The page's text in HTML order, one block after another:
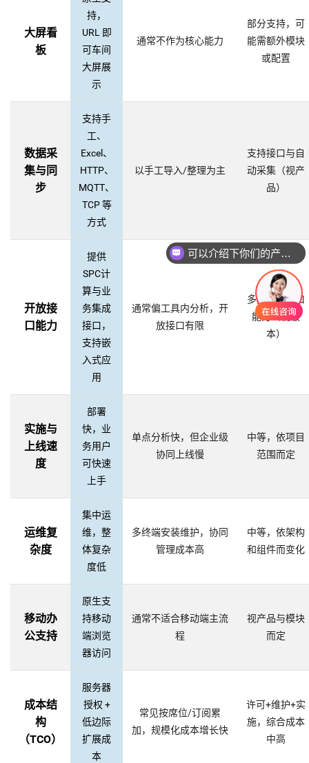
大屏看
板
持，
URL 即
可车间
大屏展
示
通常不作为核心能力
部分支持，可
能需额外模块
或配置
数据采
集与同
步
支持手
工、
Excel、
HTTP、
MQTT、
TCP 等
方式
以手工导入/整理为主
支持接口与自
动采集（视产
品）
开放接
口能力
提供
SPC计
算与业
务集成
接口，
支持嵌
入式应
用
通常偏工具内分析，开
放接口有限
多数具备接口
能力（视版
本）
实施与
上线速
度
部署
快，业
务用户
可快速
上手
单点分析快，但企业级
协同上线慢
中等，依项目
范围而定
运维复
杂度
集中运
维，整
体复杂
度低
多终端安装维护，协同
管理成本高
中等，依架构
和组件而变化
移动办
公支持
原生支
持移动
端浏览
器访问
通常不适合移动端主流
程
视产品与模块
而定
成本结
构
（TCO）
服务器
授权 +
低边际
扩展成
本
常见按席位/订阅累
加，规模化成本增长快
许可+维护+实
施，综合成本
中高